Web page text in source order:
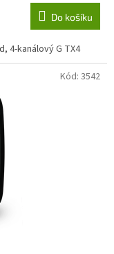
Do košíku
4-kanálový G TX4
Kód: 3542